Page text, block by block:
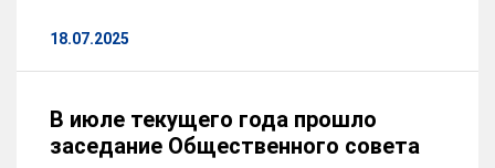
18.07.2025
В июле текущего года прошло
заседание Общественного совета